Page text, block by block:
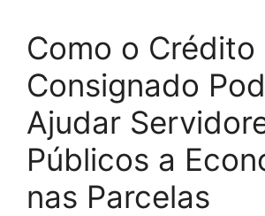
Como o Crédito
Consignado
Ajudar
Públicos a
nas Parcelas